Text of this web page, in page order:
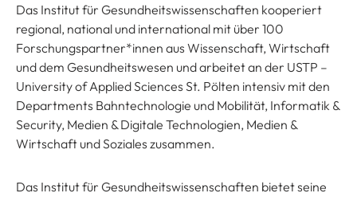
Das Institut für Gesundheitswissenschaften kooperiert
regional, national und international mit über 100
Forschungspartner*innen aus Wissenschaft, Wirtschaft
und dem Gesundheitswesen und arbeitet an der USTP –
University of Applied Sciences St. Pölten intensiv mit den
Departments Bahntechnologie und Mobilität, Informatik &
Security, Medien & Digitale Technologien, Medien &
Wirtschaft und Soziales zusammen.
Das Institut für Gesundheitswissenschaften bietet seine